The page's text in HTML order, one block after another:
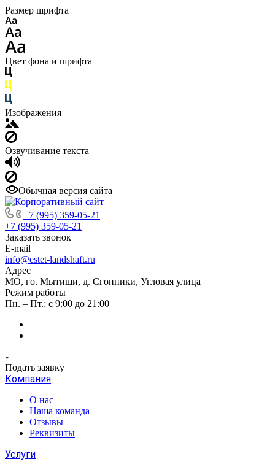
Размер шрифта
Цвет фона и шрифта
Изображения
Озвучивание текста
Обычная версия сайта
+7 (995) 359-05-21
+7 (995) 359-05-21
Заказать звонок
E-mail
info@estet-landshaft.ru
Адрес
МО, го. Мытищи, д. Сгонники, Угловая улица
Режим работы
Пн. – Пт.: с 9:00 до 21:00
Подать заявку
Компания
О нас
Наша команда
Отзывы
Реквизиты
Услуги